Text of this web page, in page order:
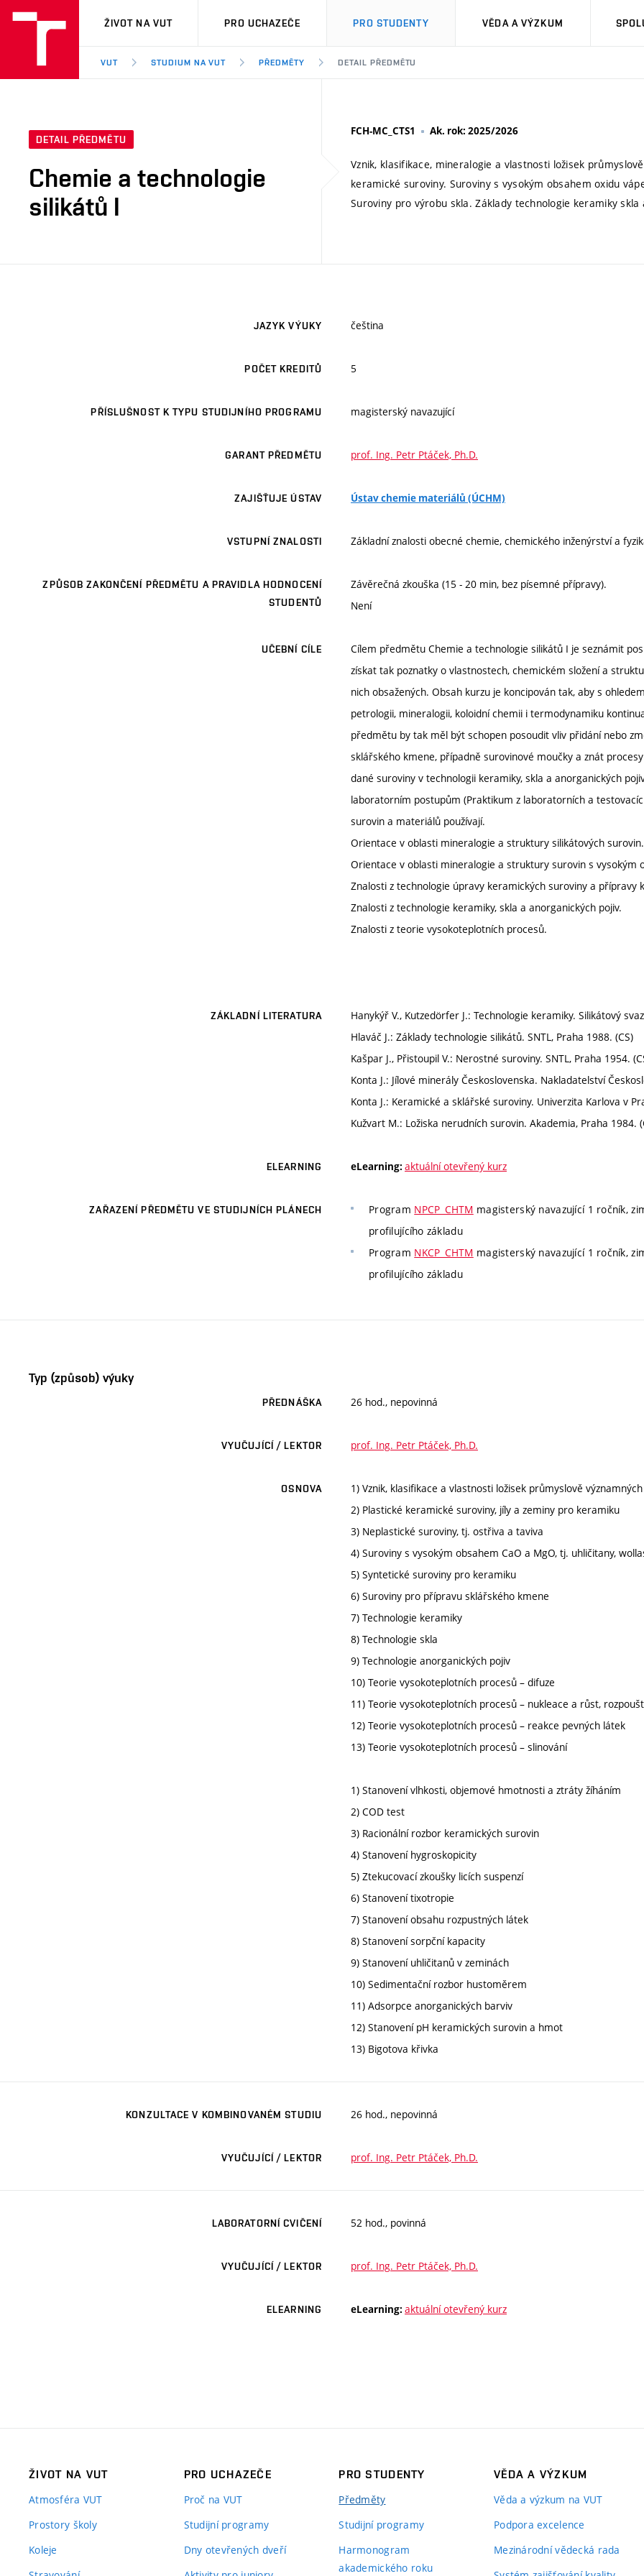
VUT
ŽIVOT NA VUT PRO UCHAZEČE PRO STUDENTY VĚDA A VÝZKUM
VUT STUDIUM NA VUT PŘEDMĚTY DETAIL PŘEDMĚTU
DETAIL PŘEDMĚTU
Chemie a technologie
silikátů I
FCH-MC_CTS1 Ak. rok: 2025/2026
Vznik, klasifikace, mineralogie a vlastnosti ložisek
keramické suroviny. Suroviny s vysokým obsahem oxidu
Suroviny pro výrobu skla. Základy technologie keramiky
JAZYK VÝUKY čeština
POČET KREDITŮ 5
PŘÍSLUŠNOST K TYPU STUDIJNÍHO PROGRAMU magisterský navazující
GARANT PŘEDMĚTU prof. Ing. Petr Ptáček, Ph.D.
ZAJIŠŤUJE ÚSTAV Ústav chemie materiálů (ÚCHM)
VSTUPNÍ ZNALOSTI Základní znalosti obecné chemie, chemického inženýrství a
ZPŮSOB ZAKONČENÍ PŘEDMĚTU A PRAVIDLA HODNOCENÍ
STUDENTŮ
Závěrečná zkouška (15 - 20 min, bez písemné přípravy).
Není
UČEBNÍ CÍLE
Cílem předmětu Chemie a technologie silikátů I je seznámit
získat tak poznatky o vlastnostech, chemickém složení a
nich obsažených. Obsah kurzu je koncipován tak, aby s
petrologii, mineralogii, koloidní chemii i termodynamiku
předmětu by tak měl být schopen posoudit vliv přidání nebo
sklářského kmene, případně surovinové moučky a znát
dané suroviny v technologii keramiky, skla a anorganických
laboratorním postupům (Praktikum z laboratorních a
surovin a materiálů používají.
Orientace v oblasti mineralogie a struktury silikátových surovin.
Orientace v oblasti mineralogie a struktury surovin s vysokým
Znalosti z technologie úpravy keramických suroviny a přípravy
Znalosti z technologie keramiky, skla a anorganických pojiv.
Znalosti z teorie vysokoteplotních procesů.
ZÁKLADNÍ LITERATURA
Hanykýř V., Kutzedörfer J.: Technologie keramiky. Silikátový
Hlaváč J.: Základy technologie silikátů. SNTL, Praha 1988. (CS)
Kašpar J., Přistoupil V.: Nerostné suroviny. SNTL, Praha 1954.
Konta J.: Jílové minerály Československa. Nakladatelství
Konta J.: Keramické a sklářské suroviny. Univerzita Karlova v
Kužvart M.: Ložiska nerudních surovin. Akademia, Praha 1984.
ELEARNING eLearning: aktuální otevřený kurz
ZAŘAZENÍ PŘEDMĚTU VE STUDIJNÍCH PLÁNECH Program NPCP_CHTM magisterský navazující 1 ročník,
profilujícího základu
Program NKCP_CHTM magisterský navazující 1 ročník,
profilujícího základu
Typ (způsob) výuky
PŘEDNÁŠKA 26 hod., nepovinná
VYUČUJÍCÍ / LEKTOR prof. Ing. Petr Ptáček, Ph.D.
OSNOVA
1) Vznik, klasifikace a vlastnosti ložisek průmyslově
2) Plastické keramické suroviny, jíly a zeminy pro keramiku
3) Neplastické suroviny, tj. ostřiva a taviva
4) Suroviny s vysokým obsahem CaO a MgO, tj. uhličitany,
5) Syntetické suroviny pro keramiku
6) Suroviny pro přípravu sklářského kmene
7) Technologie keramiky
8) Technologie skla
9) Technologie anorganických pojiv
10) Teorie vysokoteplotních procesů – difuze
11) Teorie vysokoteplotních procesů – nukleace a růst,
12) Teorie vysokoteplotních procesů – reakce pevných látek
13) Teorie vysokoteplotních procesů – slinování
1) Stanovení vlhkosti, objemové hmotnosti a ztráty žíháním
2) COD test
3) Racionální rozbor keramických surovin
4) Stanovení hygroskopicity
5) Ztekucovací zkoušky licích suspenzí
6) Stanovení tixotropie
7) Stanovení obsahu rozpustných látek
8) Stanovení sorpční kapacity
9) Stanovení uhličitanů v zeminách
10) Sedimentační rozbor hustoměrem
11) Adsorpce anorganických barviv
12) Stanovení pH keramických surovin a hmot
13) Bigotova křivka
KONZULTACE V KOMBINOVANÉM STUDIU 26 hod., nepovinná
VYUČUJÍCÍ / LEKTOR prof. Ing. Petr Ptáček, Ph.D.
LABORATORNÍ CVIČENÍ 52 hod., povinná
VYUČUJÍCÍ / LEKTOR prof. Ing. Petr Ptáček, Ph.D.
ELEARNING eLearning: aktuální otevřený kurz
ŽIVOT NA VUT
Atmosféra VUT
Prostory školy
Koleje
PRO UCHAZEČE
Proč na VUT
Studijní programy
Dny otevřených dveří
PRO STUDENTY
Předměty
Studijní programy
Harmonogram
akademického roku
VĚDA A VÝZKUM
Věda a výzkum na VUT
Podpora excelence
Mezinárodní vědecká rada